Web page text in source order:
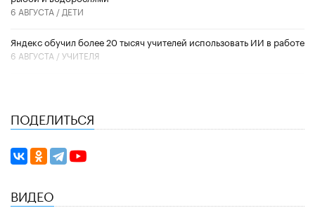
6 АВГУСТА / ДЕТИ
​Яндекс обучил более 20 тысяч учителей использовать ИИ в работе
6 АВГУСТА /УЧИТЕЛЯ
ПОДЕЛИТЬСЯ
ВИДЕО